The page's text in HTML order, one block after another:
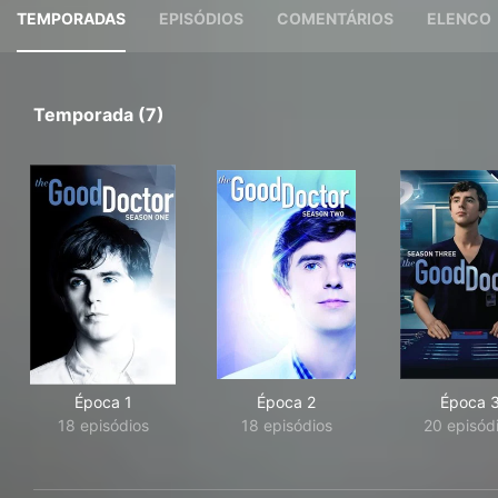
TEMPORADAS EPISÓDIOS COMENTÁRIOS ELENCO
Temporada (7)
Época 1
18 episódios
Época 2
18 episódios
Época
20